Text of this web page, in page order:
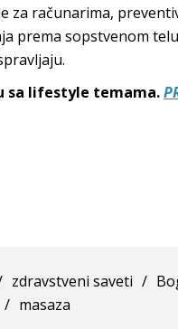
za računarima,
prema sopstvenom
sa lifestyle temama.
zdravstveni saveti /
/ masaza